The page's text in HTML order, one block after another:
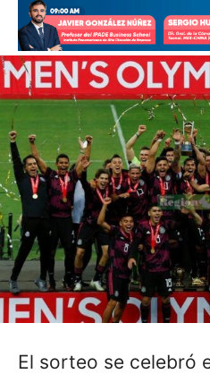
El sorteo se celebró